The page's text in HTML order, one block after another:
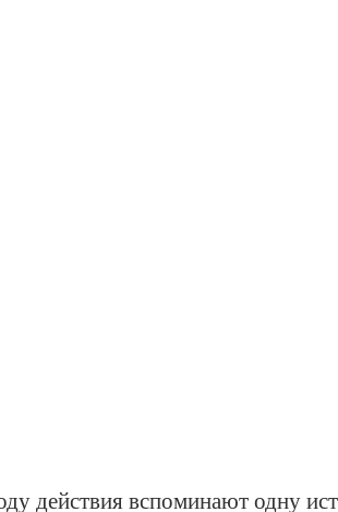
действия вспоминают одну